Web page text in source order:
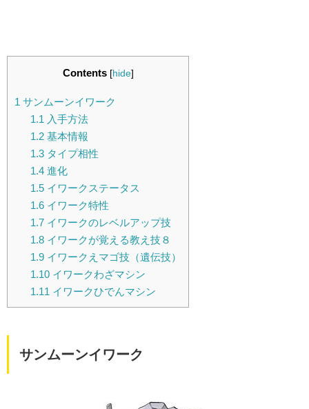
Contents [hide]
1 サンムーンイワーク
1.1 入手方法
1.2基本情報
1.3タイプ相性
1.4進化
1.5イワークステータス
1.6イワーク特性
1.7イワークのレベルアップ技
1.8イワークが覚える教え技８
1.9イワークえマゴ技（遺伝技）
1.10イワークわざマシン
1.11 イワークひでんマシン
サンムーンイワーク